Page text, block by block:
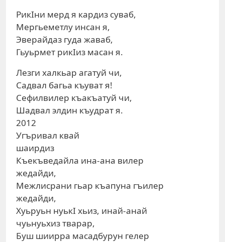
РикIни мерд я кардиз суваб,
Мергьеметлу инсан я,
Эверайдаз гуда жаваб,
Гьуьрмет рикIиз масан я.
Лезги халкьар агатуй чи,
Садвал багьа къуват я!
Сефилвилер къакъатуй чи,
Шадвал элдин къудрат я.
2012
Угъривал квай
шаирдиз
Къекъведайла ина-ана вилер
жедайди,
Межлисрани гьар къапуна гъилер
жедайди,
Хуьруьн нуькI хьиз, инай-анай
чуьнуьхиз тварар,
Буш шиирра масадбурун гелер